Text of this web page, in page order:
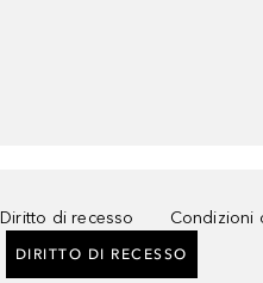
Diritto di recesso Condizioni
DIRITTO DI RECESSO